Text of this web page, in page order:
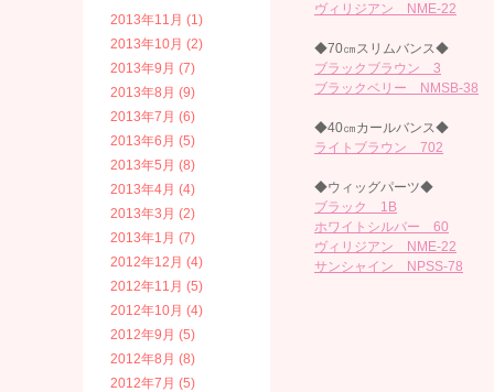
ヴィリジアン NME-22
◆70㎝スリムバンス◆
ブラックブラウン 3
ブラックベリー NMSB-38
◆40㎝カールバンス◆
ライトブラウン 702
◆ウィッグパーツ◆
ブラック 1B
ホワイトシルバー 60
ヴィリジアン NME-22
サンシャイン NPSS-78
2013年11月 (1)
2013年10月 (2)
2013年9月 (7)
2013年8月 (9)
2013年7月 (6)
2013年6月 (5)
2013年5月 (8)
2013年4月 (4)
2013年3月 (2)
2013年1月 (7)
2012年12月 (4)
2012年11月 (5)
2012年10月 (4)
2012年9月 (5)
2012年8月 (8)
2012年7月 (5)